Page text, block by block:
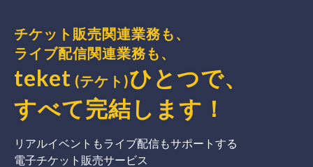
チケット販売関連業務も、
ライブ配信関連業務も、
teket (テケト)ひとつで、
すべて完結 します ！
リアルイベントもライブ配信もサポートする
電子チケット販売サービス